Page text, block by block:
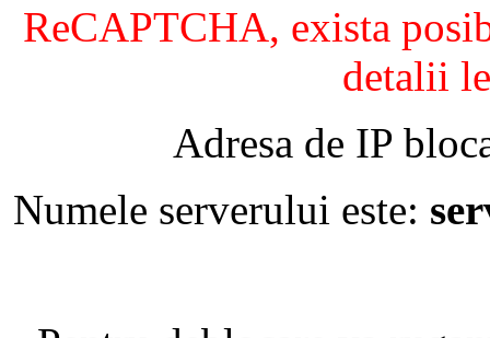
ReCAPTCHA, exista
detalii
Adresa de IP
Numele serverului este: